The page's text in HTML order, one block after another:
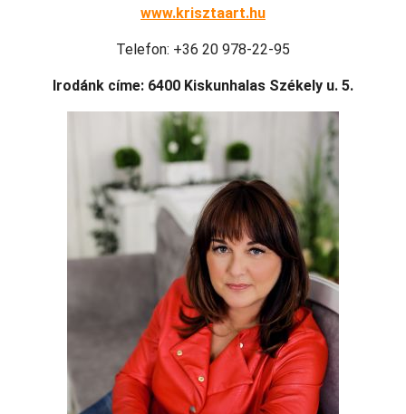
www.krisztaart.hu
Telefon: +36 20 978-22-95
Irodánk címe: 6400 Kiskunhalas Székely u. 5.